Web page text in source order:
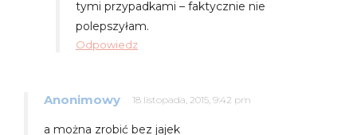
tymi przypadkami – faktycznie nie
polepszyłam.
Odpowiedz
Anonimowy 18 listopada, 2015, 9:42 pm
a można zrobić bez jajek